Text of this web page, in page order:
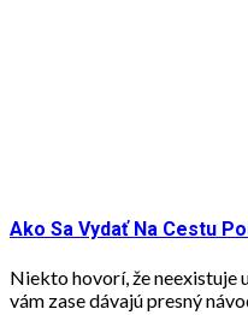
Ako Sa Vydať Na Cestu
Niekto hovorí, že neexistuje
vám zase dávajú presný